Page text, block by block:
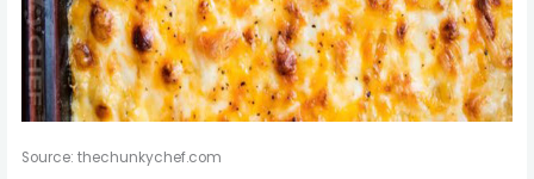
Source: thechunkychef.com